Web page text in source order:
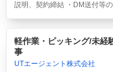
説明、契約締結 ・DM送付等
軽作業・ピッキング/未経
事
UTエージェント株式会社